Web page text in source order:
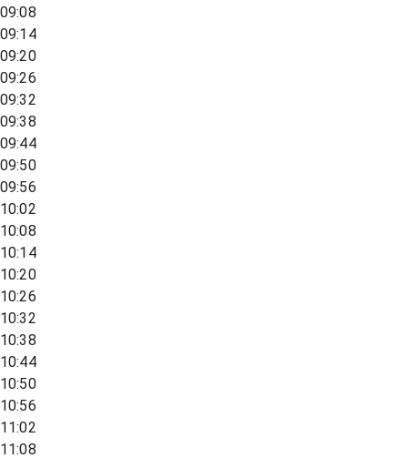
09:08
09:14
09:20
09:26
09:32
09:38
09:44
09:50
09:56
10:02
10:08
10:14
10:20
10:26
10:32
10:38
10:44
10:50
10:56
11:02
11:08